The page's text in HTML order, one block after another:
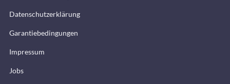
Datenschutzerklärung
Garantiebedingungen
Impressum
Jobs